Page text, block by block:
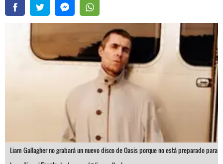
Liam Gallagher no grabará un nuevo disco de Oasis porque no está preparado para